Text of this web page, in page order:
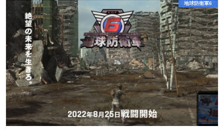
地球防衛軍6